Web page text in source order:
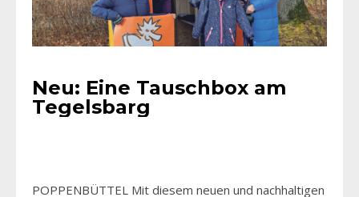
Neu: Eine Tauschbox am
Tegelsbarg
POPPENBÜTTEL Mit diesem neuen und nachhaltigen